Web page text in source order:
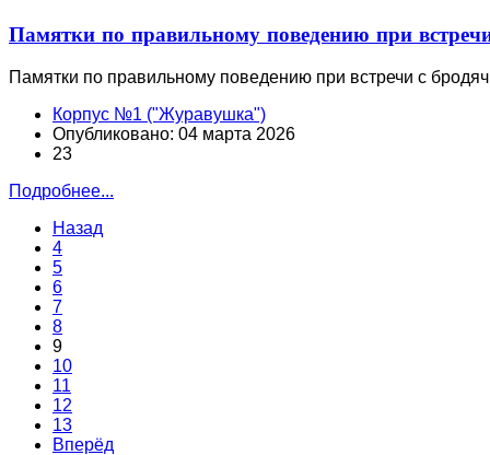
Памятки по правильному поведению при
Памятки по правильному поведению при встречи с
Корпус №1 ("Журавушка")
Опубликовано: 04 марта 2026
23
Подробнее...
Назад
4
5
6
7
8
9
10
11
12
13
Вперёд